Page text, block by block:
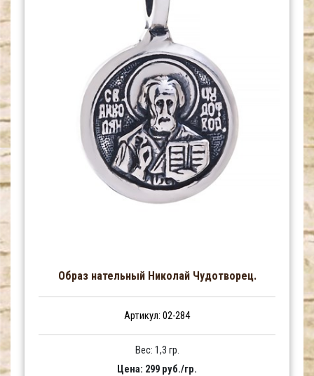
Образ нательный Николай Чудотворец.
Артикул: 02-284
Вес: 1,3 гр.
Цена: 299 руб./гр.